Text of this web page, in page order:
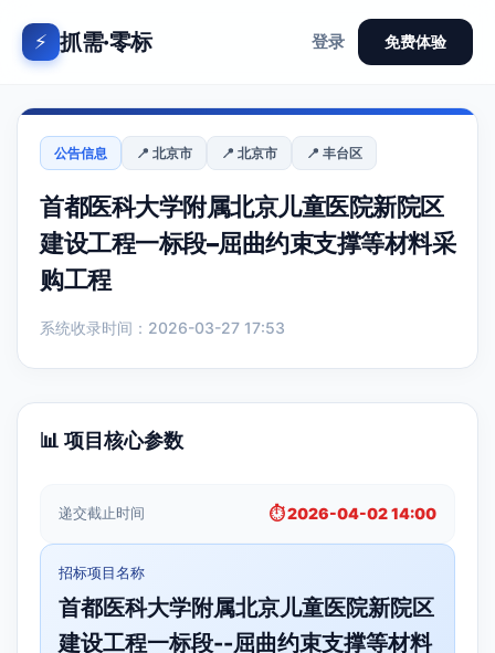
⚡ 抓需·零标 登录 免费体验
公告信息 📍 北京市 📍 北京市 📍 丰台区
首都医科大学附属北京儿童医院新院区
建设工程一标段–屈曲约束支撑等材料采
购工程
系统收录时间：2026-03-27 17:53
📊 项目核心参数
递交截止时间 ⏱️ 2026-04-02 14:00
招标项目名称
首都医科大学附属北京儿童医院新院区
建设工程一标段--屈曲约束支撑等材料